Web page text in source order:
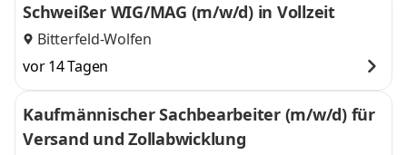
Schweißer WIG/MAG (m/w/d) in Vollzeit
Bitterfeld-Wolfen
vor 14 Tagen
Kaufmännischer Sachbearbeiter (m/w/d) für
Versand und Zollabwicklung